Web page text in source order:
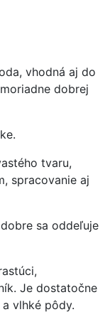
vhodná aj do
dobrej
tvaru,
spracovanie aj
sa oddeľuje
Je dostatočne
vlhké pôdy.